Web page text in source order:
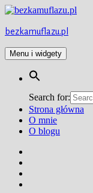
Przejdź
treści
bezkamuflazu.pl
Menu i widgety
Search for:
Strona główna
O mnie
O blogu